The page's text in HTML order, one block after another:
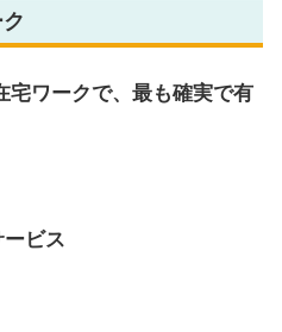
宅ワークで、最も確実で有
ビス